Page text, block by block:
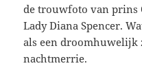
de trouwfoto van prins
Lady Diana Spencer.
als een droomhuwelijk
nachtmerrie.